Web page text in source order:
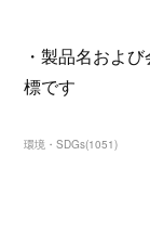
・製品名およ
標です
環境・SDGs(1051)